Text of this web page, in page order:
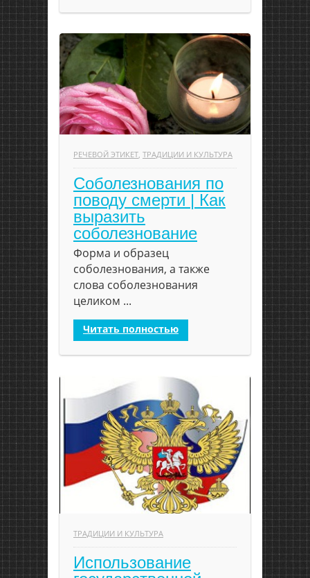
РЕЧЕВОЙ ЭТИКЕТ, ТРАДИЦИИ И КУЛЬТУРА
Соболезнования по
поводу смерти | Как
выразить
соболезнование
Форма и образец
соболезнования, а также
слова соболезнования
целиком ...
Читать полностью
ТРАДИЦИИ И КУЛЬТУРА
Использование